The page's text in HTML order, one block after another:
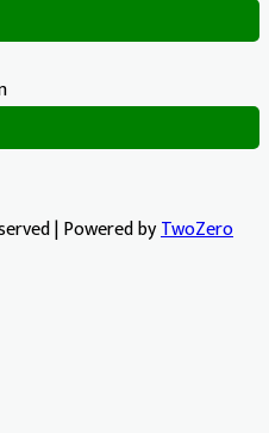
| Powered byTwoZero